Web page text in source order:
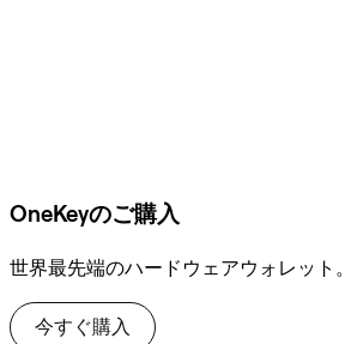
OneKeyのご購入
世界最先端のハードウェアウォレット。
今すぐ購入